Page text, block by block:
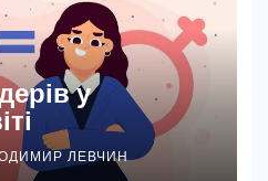
у
ЛЕВЧИН